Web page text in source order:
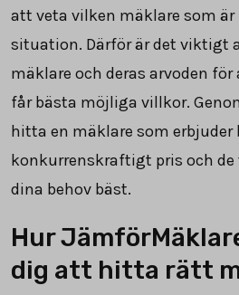
att veta vilken mäklare som
situation. Därför är det viktigt
mäklare och deras arvoden
får bästa möjliga villkor.
hitta en mäklare som erbjuder
konkurrenskraftigt pris och
dina behov bäst.
Hur
dig att hitta rätt